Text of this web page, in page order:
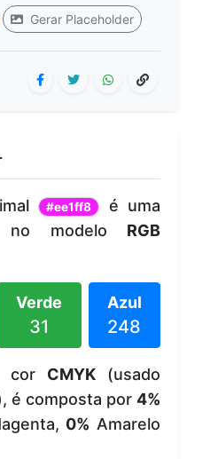
Gerar Placeholder
#ee1ff8
é uma
no modelo RGB
Verde
31
Azul
248
cor CMYK(usado
é composta por 4%
0% Amarelo